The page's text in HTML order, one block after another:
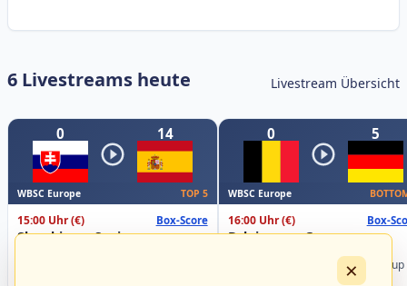
6 Livestreams heute Livestream Übersicht
0 14
WBSC Europe TOP 5
15:00 Uhr(€) Box-Score
Slovakia vs. Spain
0 5
WBSC Europe
16:00 Uhr(€) Box-
Belgium vs. Germany
Championship B Pool 2026 - Group
×